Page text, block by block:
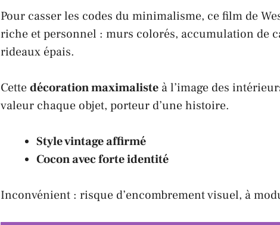
Pour casser les codes du minimalisme, cefilm de
riche et personnel : murs colorés, accumulation de
rideaux épais.
Cettedécoration maximaliste à l’image des
valeur chaque objet, porteur d’une histoire.
Style vintage affirmé
Cocon avec forte identité
Inconvénient : risque d’encombrement visuel, à